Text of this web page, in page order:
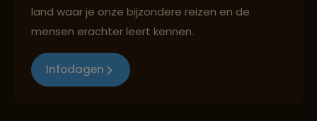
land waar je onze bijzondere reizen en de
mensen erachter leert kennen.
Infodagen